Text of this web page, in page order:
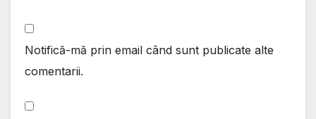
Notifică-mă prin email când sunt publicate alte
comentarii.